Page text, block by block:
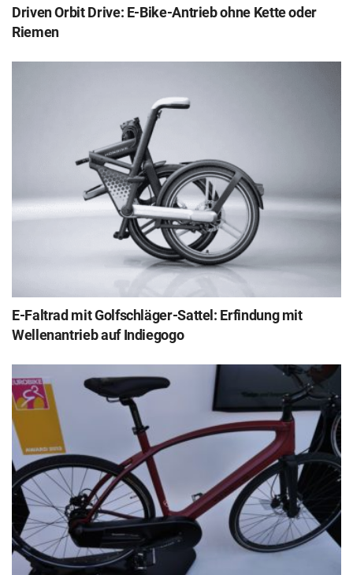
Driven Orbit Drive: E-Bike-Antrieb ohne Kette oder
Riemen
E-Faltrad mit Golfschläger-Sattel: Erfindung mit
Wellenantrieb auf Indiegogo